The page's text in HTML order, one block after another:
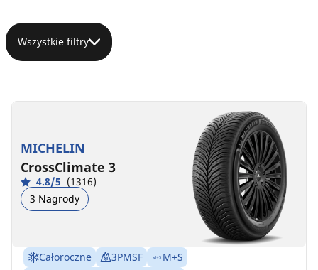
Wszystkie filtry
MICHELIN
CrossClimate 3
4.8/5 (1316)
3 Nagrody
Całoroczne 3PMSF
M+S